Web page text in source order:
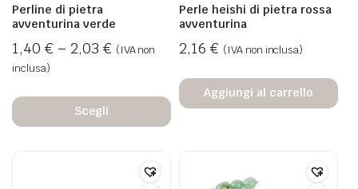
Perline di pietra
avventurina verde
1,40 € – 2,03 € (IVA non
inclusa)
Scegli
Perle heishi di pietra rossa
avventurina
2,16 € (IVA non inclusa)
Aggiungi al carrello